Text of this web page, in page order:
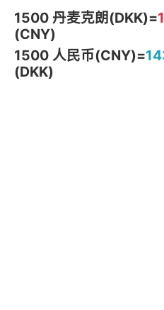
1500 丹麦克朗(DKK)=
(CNY)
1500 人民币(CNY)=
(DKK)